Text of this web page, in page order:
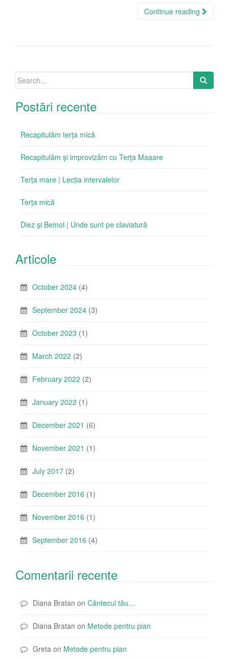
Continue reading
Search
Postări recente
Recapitulăm terța mică
Recapitulăm şi improvizăm cu Terța Maaare
Terța mare | Lecția intervalelor
Terța mică
Diez şi Bemol | Unde sunt pe claviatură
Articole
October 2024 (4)
September 2024 (3)
October 2023 (1)
March 2022 (2)
February 2022 (2)
January 2022 (1)
December 2021 (6)
November 2021 (1)
July 2017 (2)
December 2016 (1)
November 2016 (1)
September 2016 (4)
Comentarii recente
Diana Bratan on Cântecul tău…
Diana Bratan on Metode pentru pian
Greta on Metode pentru pian